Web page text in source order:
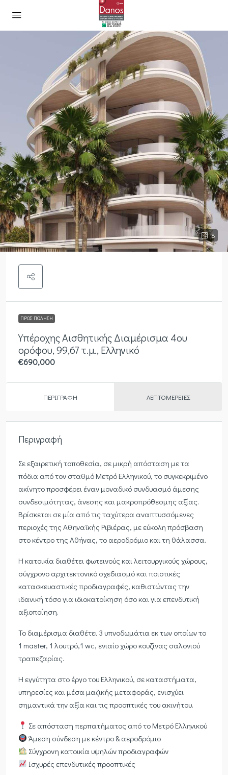
8
ΠΡΟΣ ΠΏΛΗΣΗ
Υπέροχης Αισθητικής Διαμέρισμα 4ου
ορόφου, 99,67 τ.μ., Ελληνικό
€690,000
ΠΕΡΙΓΡΑΦΉ ΛΕΠΤΟΜΈΡΕΙΕΣ
Περιγραφή
Σε εξαιρετική τοποθεσία, σε μικρή απόσταση με τα
πόδια από τον σταθμό Μετρό Ελληνικού, το συγκεκριμένο
ακίνητο προσφέρει έναν μοναδικό συνδυασμό άμεσης
συνδεσιμότητας, άνεσης και μακροπρόθεσμης αξίας.
Βρίσκεται σε μία από τις ταχύτερα αναπτυσσόμενες
περιοχές της Αθηναϊκής Ριβιέρας, με εύκολη πρόσβαση
στο κέντρο της Αθήνας, το αεροδρόμιο και τη θάλασσα.
Η κατοικία διαθέτει φωτεινούς και λειτουργικούς χώρους,
σύγχρονο αρχιτεκτονικό σχεδιασμό και ποιοτικές
κατασκευαστικές προδιαγραφές, καθιστώντας την
ιδανική τόσο για ιδιοκατοίκηση όσο και για επενδυτική
αξιοποίηση.
Το διαμέρισμα διαθέτει 3 υπνοδωμάτια εκ των οποίων το
1 master, 1 λουτρό,1 wc, ενιαίο χώρο κουζίνας σαλονιού
τραπεζαρίας.
Η εγγύτητα στο έργο του Ελληνικού, σε καταστήματα,
υπηρεσίες και μέσα μαζικής μεταφοράς, ενισχύει
σημαντικά την αξία και τις προοπτικές του ακινήτου.
Σε απόσταση περπατήματος από το Μετρό Ελληνικού
Άμεση σύνδεση με κέντρο & αεροδρόμιο
Σύγχρονη κατοικία υψηλών προδιαγραφών
Ισχυρές επενδυτικές προοπτικές